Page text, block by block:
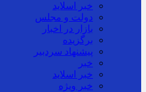
خبر اسلايد
دولت و مجلس
بازار در اخبار
برگزیده
پیشنهاد سردبیر
خبر
خبر اسلايد
خبر ویژه